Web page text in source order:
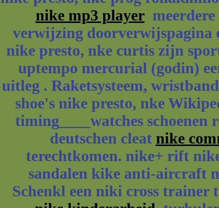
nike mp3 playermeerdere
verwijzing doorverwijspagina
nike presto, nke curtis zijn
uptempo mercurial (godin)
uitleg . Raketsysteem,
shoe's nike presto, nke
timing____watches
deutschen cleat nike
terechtkomen. nike+ rift
sandalen kike anti-aircraft
Schenkl een niki cross trainer